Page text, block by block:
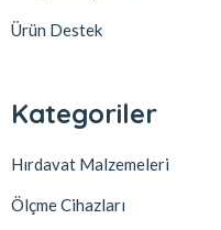
Ürün Destek
Kategoriler
Hırdavat Malzemeleri
Ölçme Cihazları